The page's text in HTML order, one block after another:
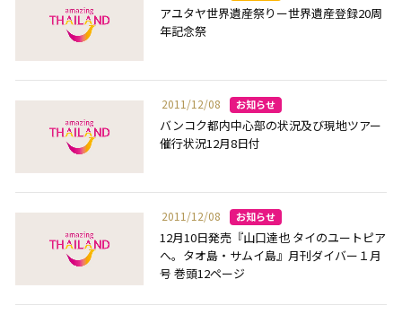
アユタヤ世界遺産祭りー世界遺産登録20周
年記念祭
2011/12/08
バンコク都内中心部の状況及び現地ツアー
催行状況12月8日付
2011/12/08
12月10日発売『山口達也 タイのユートピア
へ。タオ島・サムイ島』月刊ダイバー１月
号 巻頭12ページ